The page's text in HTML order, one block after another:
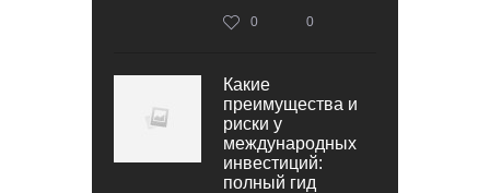
0 0
Какие
преимущества и
риски у
международных
инвестиций:
полный гид